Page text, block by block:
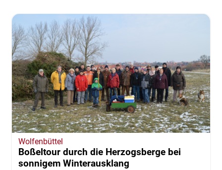
Wolfenbüttel
Boßeltour durch die Herzogsberge bei
sonnigem Winterausklang